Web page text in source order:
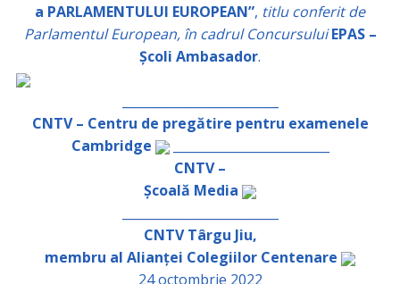
a PARLAMENTULUI EUROPEAN”, titlu conferit de
Parlamentul European, în cadrul Concursului EPAS –
Școli Ambasador.
CNTV – Centru de pregătire pentru examenele
Cambridge
_________________________
CNTV –
Școală Media
CNTV Târgu Jiu,
membru al Alianței Colegiilor Centenare
24 octombrie 2022